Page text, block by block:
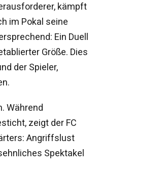
kämpft
im Pokal seine
Ein Duell
Größe. Dies
der Spieler,
Während
zeigt der FC
Angriffslust
Spektakel